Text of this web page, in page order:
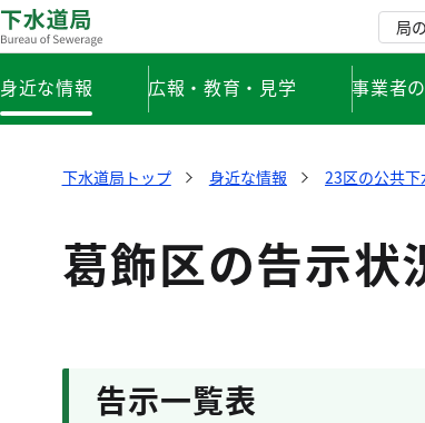
局
身近な情報 広報・教育・見学 事業者
下水道局トップ 身近な情報 23区の公共
葛飾区の告示状
告示一覧表